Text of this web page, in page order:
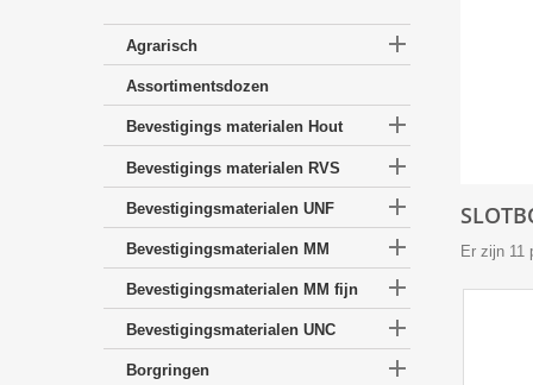
Agrarisch 
Assortimentsdozen
Bevestigings materialen Hout 
Bevestigings materialen RVS 
Bevestigingsmaterialen UNF 
Bevestigingsmaterialen MM 
Bevestigingsmaterialen MM fijn 
Bevestigingsmaterialen UNC 
Borgringen 
Er zijn 11